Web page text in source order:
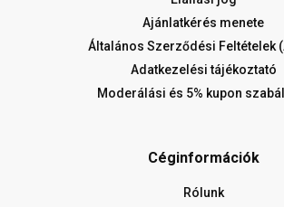
Ajánlatkérés menete
Általános Szerződési Feltételek
Adatkezelési tájékoztató
Moderálási és 5% kupon
Céginformációk
Rólunk